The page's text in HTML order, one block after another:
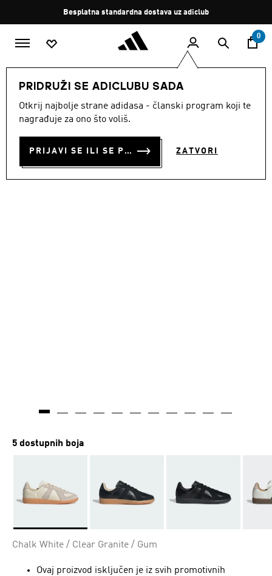
Zaustavi
rotaciju
Besplatna standardna dostava uz adiclub
0
PRIDRUŽI SE ADICLUBU SADA
Otkrij najbolje strane adidasa - članski program koji te
nagrađuje za ono što voliš.
PRIJAVI SE ILI SE PRIDRUŽI SADA ZATVORI
MODNE MARKE
TENISICE BW ARMY
€ 150.00
5 dostupnih boja
Chalk White / Clear Granite / Gum
Ovaj proizvod isključen je iz svih promotivnih